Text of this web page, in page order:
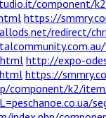
component/
https://
redirect/
http://expo-
https://
component/k2/